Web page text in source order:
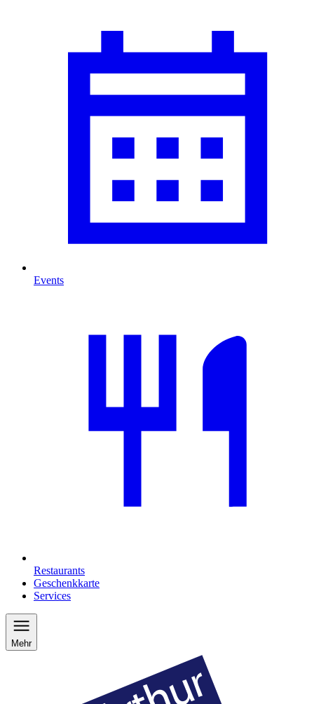
Events
Restaurants
Geschenkkarte
Services
Mehr